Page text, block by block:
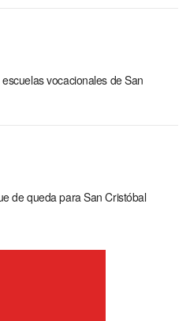
vocacionales de San
de queda para San Cristóbal